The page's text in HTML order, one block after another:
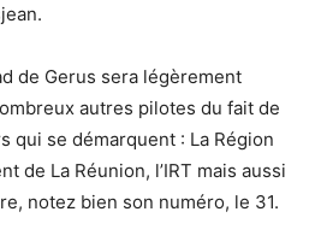
de Gerus sera légèrement
autres pilotes du fait de
qui se démarquent : La Région
de La Réunion, l’IRT mais aussi
notez bien son numéro, le 31.